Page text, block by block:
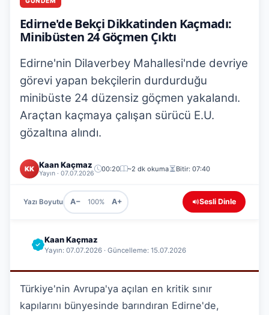
Edirne'de Bekçi Dikkatinden Kaçmadı:
Minibüsten 24 Göçmen Çıktı
Edirne'nin Dilaverbey Mahallesi'nde devriye
görevi yapan bekçilerin durdurduğu
minibüste 24 düzensiz göçmen yakalandı.
Araçtan kaçmaya çalışan sürücü E.U.
gözaltına alındı.
KK Kaan Kaçmaz
Yayın · 07.07.2026
00:20 ~2 dk okuma Bitir: 07:40
Yazı Boyutu A− 100% A+ Sesli Dinle
Kaan Kaçmaz
Yayın: 07.07.2026 · Güncelleme: 15.07.2026
Türkiye'nin Avrupa'ya açılan en kritik sınır
kapılarını bünyesinde barındıran Edirne'de,